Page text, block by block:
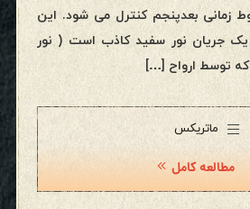
زمانی بعدپنجم کنترل می شود. این
جریان نور سفید کاذب است ( نور
توسط ارواح […]
ماتریکس
مطالعه کامل